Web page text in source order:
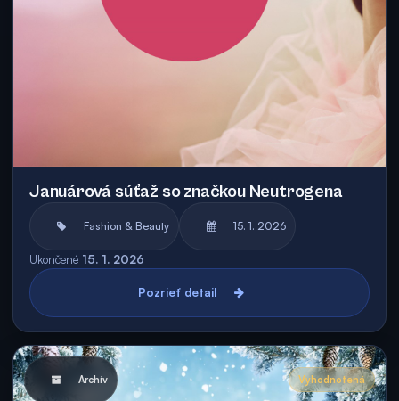
Januárová súťaž so značkou Neutrogena
Fashion & Beauty 15. 1. 2026
Ukončené 15. 1. 2026
Pozrieť detail
Archív Vyhodnotená